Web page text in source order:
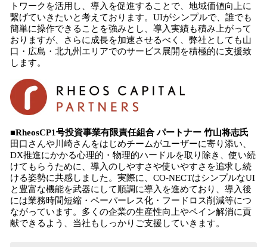
トワークを活用し、導入を促進することで、地域価値向上に
繋げていきたいと考えております。UIがシンプルで、誰でも
簡単に操作できることを強みとし、導入実績も積み上がって
おりますが、さらに成長を加速させるべく、弊社としても山
口・広島・北九州エリアでのサービス展開を積極的に支援致
します。
■RheosCP1号投資事業有限責任組合 パートナー 竹山将志氏
田口さんや川崎さんをはじめチームがユーザーに寄り添い、
DX推進にかかる心理的・物理的ハードルを取り除き、使い続
けてもらうために、導入のしやすさや使いやすさを追求し続
ける姿勢に共感しました。実際に、CO-NECTはシンプルなUI
と豊富な機能を武器にして順調に導入を進めており、導入後
には業務時間短縮・ペーパーレス化・フードロス削減等につ
ながっています。多くの企業の生産性向上やペイン解消に貢
献できるよう、当社もしっかりご支援していきます。